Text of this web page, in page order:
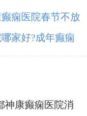
痫医院春节不放
家好?成年癫痫
康癫痫医院消